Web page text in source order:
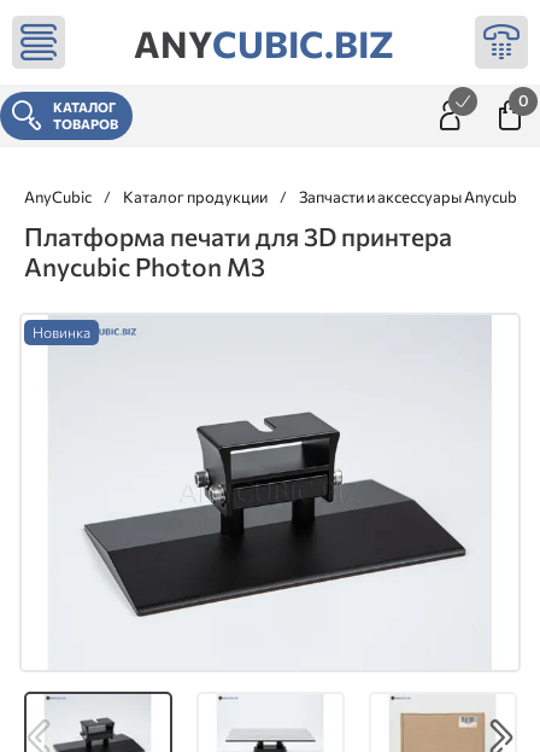
ANYCUBIC.BIZ
КАТАЛОГ
ТОВАРОВ
0
AnyCubic / Каталог продукции / Запчасти и аксессуары Anycubic
Платформа печати для 3D принтера
Anycubic Photon M3
Новинка